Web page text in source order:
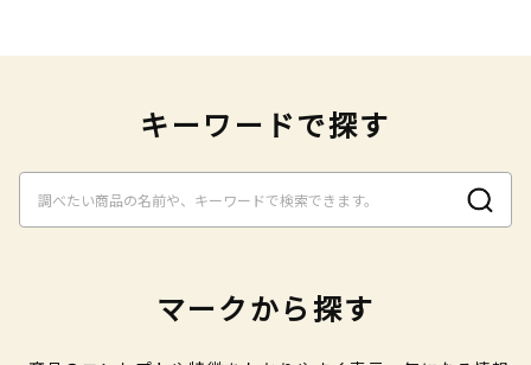
キーワードで探す
マークから探す